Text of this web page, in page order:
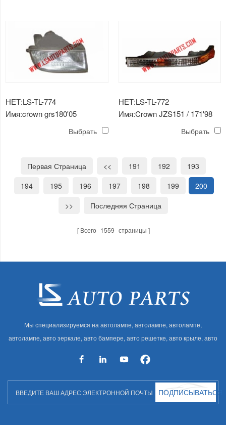
НЕТ:LS-TL-774
Имя:crown grs180'05
Выбрать
НЕТ:LS-TL-772
Имя:Crown JZS151 / 171'98
Выбрать
Первая Страница << 191 192
193
194
195 196 197 198 199
200
>>
Последняя Страница
Всего 1559 страницы
Мы специализируемся на автолампе, автолампе, автолампе,
автолампе, авто зеркале, авто бампере, авто решетке, авто крыле, авто
автозапчастей для Audi, VW, Benz, BMW
ПОДПИСЫВАТЬСЯ